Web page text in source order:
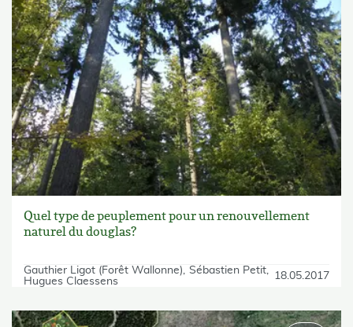
Quel type de peuplement pour un renouvellement
naturel du douglas?
Gauthier Ligot (Forêt Wallonne)
Sébastien Petit
Hugues Claessens
18.05.2017